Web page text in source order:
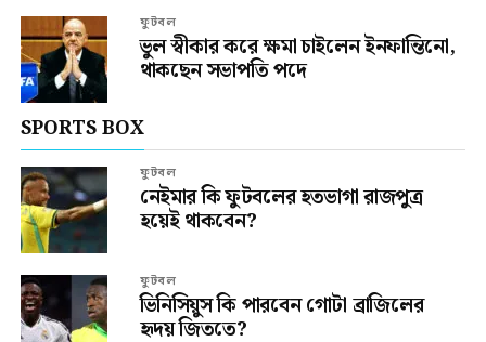
ফুটবল
ভুল স্বীকার করে ক্ষমা চাইলেন ইনফান্তিনো,
থাকছেন সভাপতি পদে
SPORTS BOX
ফুটবল
নেইমার কি ফুটবলের হতভাগা রাজপুত্র
হয়েই থাকবেন?
ফুটবল
ভিনিসিয়ুস কি পারবেন গোটা ব্রাজিলের
হৃদয় জিততে?